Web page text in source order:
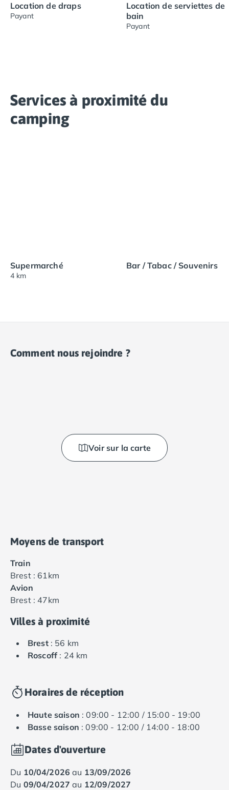
Location de draps
Payant
Location de serviettes de
bain
Payant
Services à proximité du
camping
Supermarché
4 km
Bar / Tabac / Souvenirs
Comment nous rejoindre ?
Voir sur la carte
Moyens de transport
Train
Brest : 61km
Avion
Brest : 47km
Villes à proximité
Brest: 56 km
Roscoff : 24 km
Horaires de réception
Haute saison : 09:00 - 12:00 / 15:00 - 19:00
Basse saison : 09:00 - 12:00 / 14:00 - 18:00
Dates d'ouverture
du 10/04/2026 au 13/09/2026
du 09/04/2027 au 12/09/2027